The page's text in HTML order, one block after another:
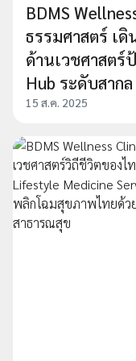
BDMS
ธรรมศาสตร์ เ
ด้านเวชศาสตร์
Hub ระดับสากล
15 ส.ค. 2025